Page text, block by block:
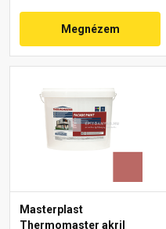
Megnézem
Masterplast
Thermomaster akril